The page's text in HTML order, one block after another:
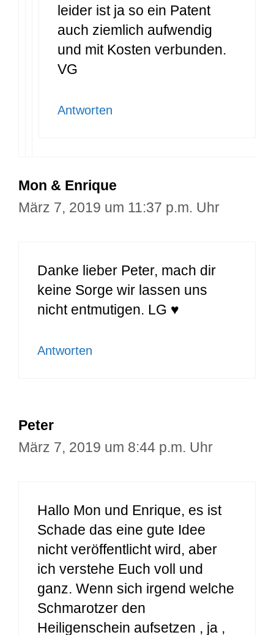
leider ist ja so ein Patent
auch ziemlich aufwendig
und mit Kosten verbunden.
VG
Antworten
Mon & Enrique
März 7, 2019 um 11:37 p.m. Uhr
Danke lieber Peter, mach dir
keine Sorge wir lassen uns
nicht entmutigen. LG ♥
Antworten
Peter
März 7, 2019 um 8:44 p.m. Uhr
Hallo Mon und Enrique, es ist
Schade das eine gute Idee
nicht veröffentlicht wird, aber
ich verstehe Euch voll und
ganz. Wenn sich irgend welche
Schmarotzer den
Heiligenschein aufsetzen , ja ,